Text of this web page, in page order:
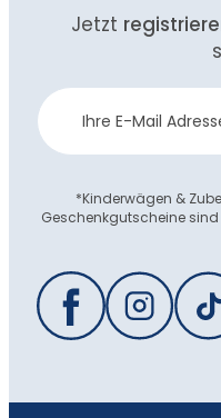
Jetzt
Newsletter
Anmeldung
*Kinderwägen &
Geschenkgutscheine